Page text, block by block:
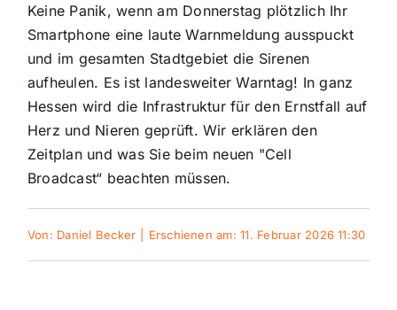
Panorama
Mein Stadtteil
Galerie
Verkehrsmeldungen
Keine Panik, wenn am Donnerstag plötzlich Ihr
Smartphone eine laute Warnmeldung ausspuckt
und im gesamten Stadtgebiet die Sirenen
aufheulen. Es ist landesweiter Warntag! In ganz
Hessen wird die Infrastruktur für den Ernstfall auf
Herz und Nieren geprüft. Wir erklären den
Zeitplan und was Sie beim neuen "Cell
Broadcast“ beachten müssen.
Von: Daniel Becker Erschienen am: 11. Februar 2026 11:30